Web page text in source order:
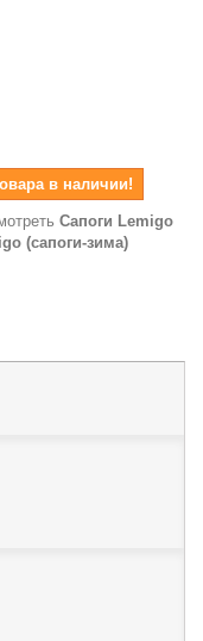
в наличии!
Сапоги Lemigo
(сапоги-зима)